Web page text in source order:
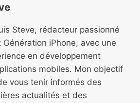
Steve, rédacteur passionné
Génération iPhone, avec une
en développement
mobiles. Mon objectif
vous tenir informés des
actualités et des